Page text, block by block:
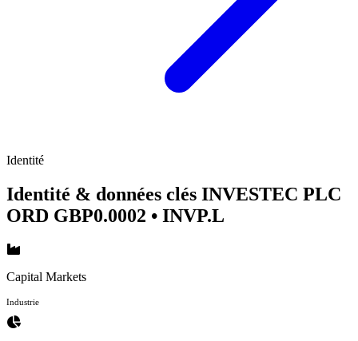
Identité
Identité & données clés INVESTEC PLC
ORD GBP0.0002 • INVP.L
Capital Markets
Industrie